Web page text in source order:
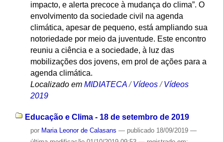
impacto, e alerta precoce à mudança do clima”. O
envolvimento da sociedade civil na agenda
climática, apesar de pequeno, está ampliando sua
notoriedade por meio da juventude. Este encontro
reuniu a ciência e a sociedade, à luz das
mobilizações dos jovens, em prol de ações para a
agenda climática.
Localizado em MIDIATECA /Vídeos /Vídeos
2019
Educação e Clima - 18 de setembro de 2019
por Maria Leonor de Calasans — publicado18/09/2019 —